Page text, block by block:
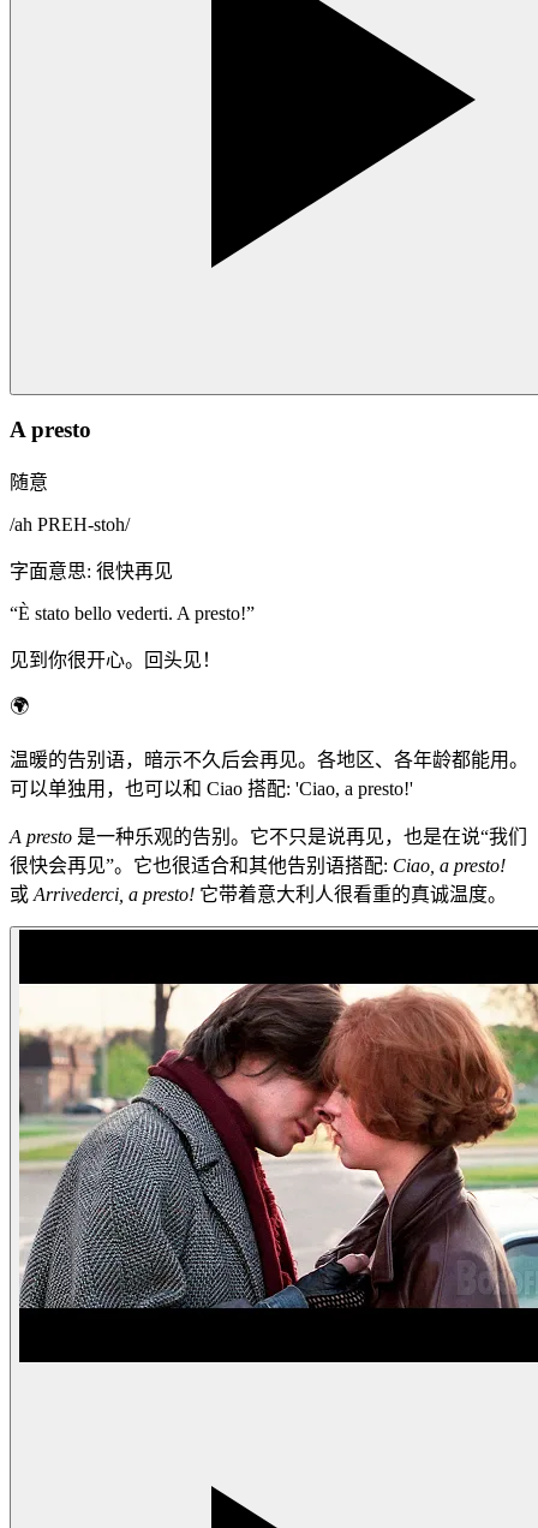
A presto
随意
/ah PREH-stoh/
字面意思: 很快再见
“È stato bello vederti. A presto!”
见到你很开心。回头见！
🌍
温暖的告别语，暗示不久后会再见。各地区、各年龄都能用。
可以单独用，也可以和 Ciao 搭配: 'Ciao, a presto!'
A presto 是一种乐观的告别。它不只是说再见，也是在说“我们
很快会再见”。它也很适合和其他告别语搭配: Ciao, a presto!
或 Arrivederci, a presto! 它带着意大利人很看重的真诚温度。